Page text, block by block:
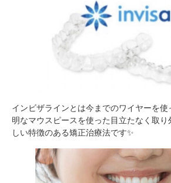
インビザラインとは今までのワイヤーを
明なマウスピースを使った目立たなく取
しい特徴のある矯正治療法です✨